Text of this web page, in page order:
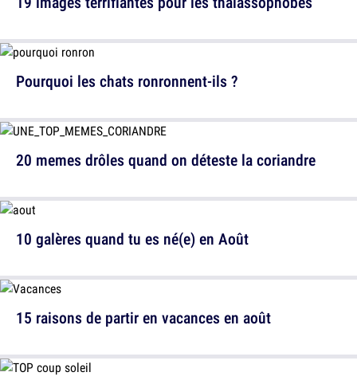
Pourquoi les chats ronronnent-ils ?
10 galères quand tu es né(e) en Août
20 memes drôles quand on déteste la coriandre
15 raisons de partir en vacances en août